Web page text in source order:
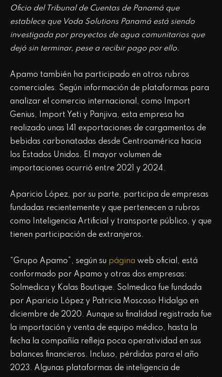
Oficio del Tribunal de Cuentas de Panamá que
establece que Voda Solutions Panamá está siendo
investigada por proyectos de agua comunitarios que
dejó sin terminar, pese a recibir pago por ello.
Apamo también ha participado en otros rubros
comerciales. Según información de plataformas para
analizar el comercio internacional, como Import
Genius, Import Yeti y Panjiva, esta empresa ha
realizado unas 141 exportaciones de cargamentos de
bebidas carbonatadas desde Centroamérica hacia
los Estados Unidos. El mayor volumen de
importaciones ocurrió entre 2021 y 2024.
Aparicio López, por su parte, participa de empresas
fundadas recientemente y que pertenecen a rubros
como Inteligencia Artificial y transporte público, y que
tienen participación de extranjeros.
“Grupo Apamo”, según su página web oficial, está
conformado por Apamo y otras dos empresas:
Solmedica y Kalas Boutique. Solmedica fue fundada
por Aparicio López y Patricia Moscoso Hidalgo en
diciembre de 2020. Aunque su finalidad registrada fue
la importación y venta de equipo médico, hasta la
fecha la compañía refleja poca operatividad en sus
balances financieros. Incluso, pérdidas para el año
2023. Algunas plataformas de inteligencia de